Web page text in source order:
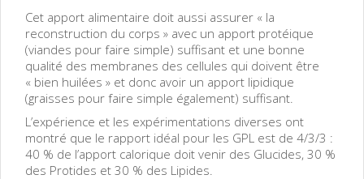
Cet apport alimentaire doit aussi assurer « la
reconstruction du corps » avec un apport protéique
(viandes pour faire simple) suffisant et une bonne
qualité des membranes des cellules qui doivent être
« bien huilées » et donc avoir un apport lipidique
(graisses pour faire simple également) suffisant.
L’expérience et les expérimentations diverses ont
montré que le rapport idéal pour les GPL est de 4/3/3 :
40 % de l’apport calorique doit venir des Glucides, 30 %
des Protides et 30 % des Lipides.